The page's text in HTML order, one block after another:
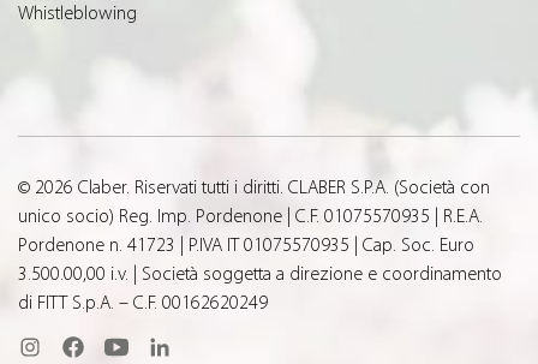
Whistleblowing
© 2026 Claber. Riservati tutti i diritti. CLABER S.P.A. (Società con
unico socio) Reg. Imp. Pordenone | C.F. 01075570935 | R.E.A.
Pordenone n. 41723 | P.IVA IT 01075570935 | Cap. Soc. Euro
3.500.00,00 i.v. | Società soggetta a direzione e coordinamento
di FITT S.p.A. – C.F. 00162620249